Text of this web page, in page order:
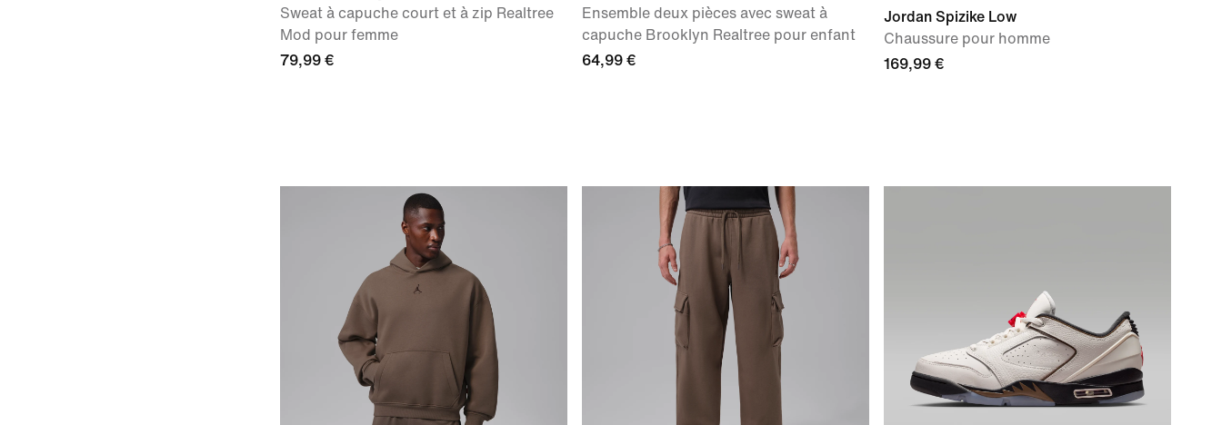
Sweat à capuche court et à zip Realtree
Mod pour femme
79,99 €
Ensemble deux pièces avec sweat à
capuche Brooklyn Realtree pour enfant
64,99 €
Jordan Spizike Low
Chaussure pour homme
169,99 €